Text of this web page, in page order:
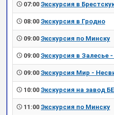
07:00 Экскурсия в
08:00 Экскурсия в Гродно
09:00 Экскурсия по Минску
09:00 Экскурсия в Залесье
09:00 Экскурсия Мир -
10:00 Экскурсия на завод
11:00 Экскурсия по Минску